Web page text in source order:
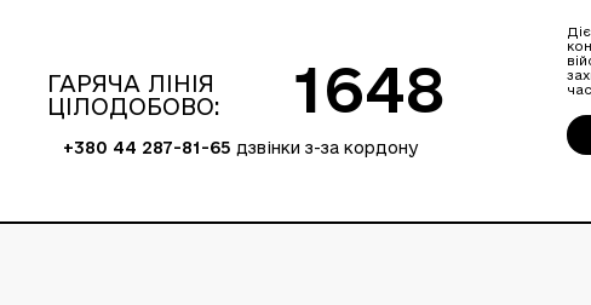
ГАРЯЧА ЛІНІЯ
ЦІЛОДОБОВО:
1648
+380 44 287-81-65 дзвінки з-за кордону